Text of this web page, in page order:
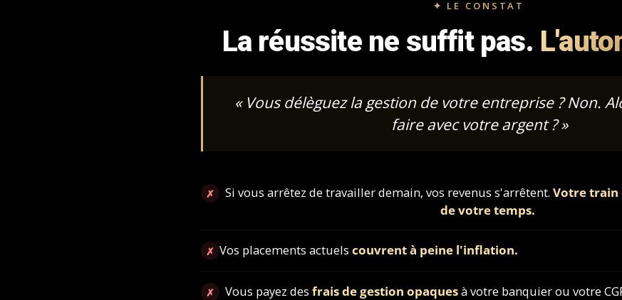
✦ LE CONSTAT
La réussite ne suffit pas.
« Vous délèguez la gestion de votre entreprise ? Non.
faire avec votre argent ? »
✗ Si vous arrêtez de travailler demain, vos revenus s'arrêtent.Votre train
de votre temps.
✗ Vos placements actuels couvrent à peine l'inflation.
✗ Vous payez des frais de gestion opaquesà votre banquier ou votre